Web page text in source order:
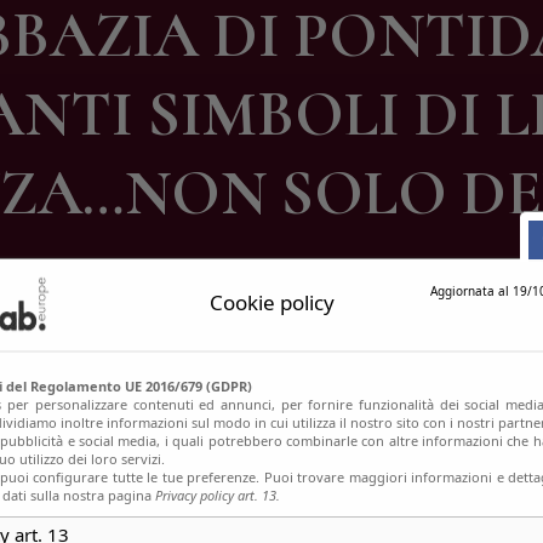
DI
SIMBOLI DI
SOLO
Cookie policy Aggiornata al 19/
Regolamento UE 2016/679 (GDPR)
per personalizzare contenuti ed annunci, per fornire funzionalità dei social
inoltre informazioni sul modo in cui utilizza il nostro sito con i nostri
e social media, i quali potrebbero combinarle con altre informazioni che
utilizzo dei loro servizi.
configurare tutte le tue preferenze. Puoi trovare maggiori informazioni e
sulla nostra pagina Privacy policy art. 13.
art. 13